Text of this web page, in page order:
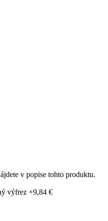
v popise tohto produktu.
výfrez +9,84 €